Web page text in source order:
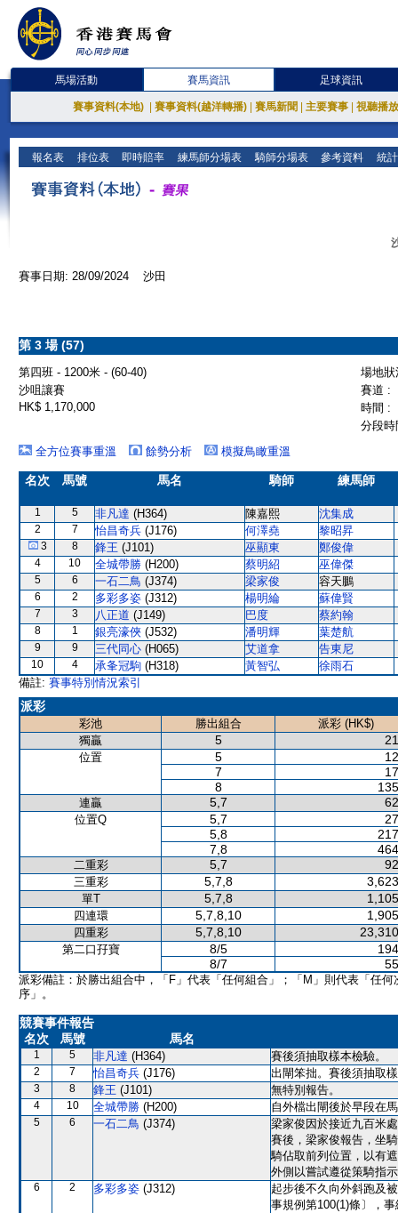
馬場活動 賽馬資訊 足球資訊
賽事資料(本地) 賽事資料(越洋轉播) 賽馬新聞 主要賽事 視聽播
報名表 排位表 即時賠率 練馬師分場表 騎師分場表 參考資料 統
賽事日期: 28/09/2024 沙田
第 3 場 (57)
第四班 - 1200米 - (60-40)
場地
沙咀讓賽
賽道 :
HK$ 1,170,000
時間 :
分段
全方位賽事重溫
餘勢分析 模擬鳥瞰重溫
名次 馬號 馬名 騎師 練馬師
1 5 非凡達 (H364) 陳嘉熙 沈集成
2 7 怡昌奇兵 (J176) 何澤堯 黎昭昇
3 8 鋒王 (J101) 巫顯東 鄭俊偉
4 10 全城帶勝 (H200) 蔡明紹 巫偉傑
5 6 一石二鳥 (J374) 梁家俊 容天鵬
6 2 多彩多姿 (J312) 楊明綸 蘇偉賢
7 3 八正道 (J149) 巴度 蔡約翰
8 1 銀亮濠俠 (J532) 潘明輝 葉楚航
9 9 三代同心 (H065) 艾道拿 告東尼
10 4 承夆冠駒 (H318) 黃智弘
徐雨石
備註: 賽事特別情況索引
派彩
彩池 勝出組合
派彩 (HK$)
獨贏
5
位置 5
7
8
連贏 5,7
位置Q 5,7
5,8
7,8
二重彩 5,7
三重彩 5,7,8
單T 5,7,8
四連環 5,7,8,10
四重彩 5,7,8,10
第二口孖寶 8/5
8/7
派彩備註：於勝出組合中，「F」代表「任何組合」；「M」則代表「任何
序」。
競賽事件報告
名次
馬號 馬名
1 5 非凡達 (H364) 賽後須抽取樣本檢驗。
2 7 怡昌奇兵 (J176) 出閘笨拙。賽後須抽取
3 8 鋒王 (J101) 無特別報告。
4 10 全城帶勝 (H200) 自外檔出閘後於早段在
5 6 一石二鳥 (J374)
梁家俊因於接近九百米
賽後，梁家俊報告，坐
騎佔取前列位置，以有
外側以嘗試遵從策騎指
6 2 多彩多姿 (J312)
起步後不久向外斜跑及
事規例第100(1)條〕，